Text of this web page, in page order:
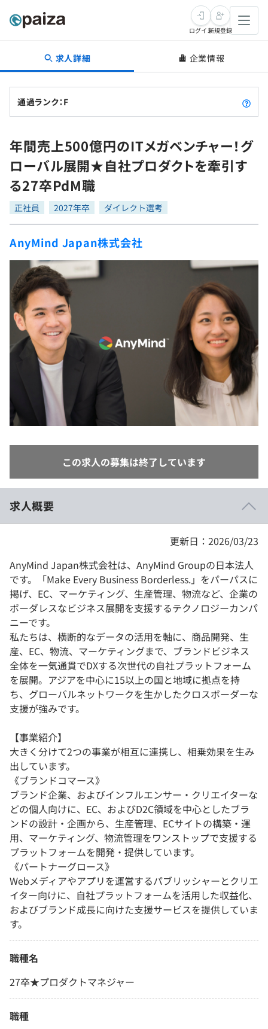
転職・キャリア
転職成功ガイド
転職エージェント
インタビュー
転職成功ガイド
新卒就活
求人検索
本選考
インターン
新卒エージェント
イベント・セミナー
インタビュー
就活成功ガイド
学習
問題集
4択課題
ナレッジ
リファレンス
プラン
個人向けプラン
法人向けプラン
学校向けプラン
プログラミング言語
評価結果一覧
再チャレンジ結果一覧
ゲーム・マンガ
Tech Team Journal
paiza times
note
paizaとは？
ログイン新規登録
求人詳細 企業情報
通過ランク：F
年間売上500億円のITメガベンチャー！グ
ローバル展開★自社プロダクトを牽引す
る27卒PdM職
正社員 2027年卒 ダイレクト選考
AnyMind Japan株式会社
この求人の募集は終了しています
求人概要
更新日：2026/03/23
AnyMind Japan株式会社は、AnyMind Groupの日本法人
です。「Make Every Business Borderless.」をパーパスに
掲げ、EC、マーケティング、生産管理、物流など、企業の
ボーダレスなビジネス展開を支援するテクノロジーカンパ
ニーです。
私たちは、横断的なデータの活用を軸に、商品開発、生
産、EC、物流、マーケティングまで、ブランドビジネス
全体を一気通貫でDXする次世代の自社プラットフォーム
を展開。アジアを中心に15以上の国と地域に拠点を持
ち、グローバルネットワークを生かしたクロスボーダーな
支援が強みです。
【事業紹介】
大きく分けて2つの事業が相互に連携し、相乗効果を生み
出しています。
《ブランドコマース》
ブランド企業、およびインフルエンサー・クリエイターな
どの個人向けに、EC、およびD2C領域を中心としたブラ
ンドの設計・企画から、生産管理、ECサイトの構築・運
用、マーケティング、物流管理をワンストップで支援する
プラットフォームを開発・提供しています。
《パートナーグロース》
Webメディアやアプリを運営するパブリッシャーとクリエ
イター向けに、自社プラットフォームを活用した収益化、
およびブランド成長に向けた支援サービスを提供していま
す。
職種名
27卒★プロダクトマネジャー
職種